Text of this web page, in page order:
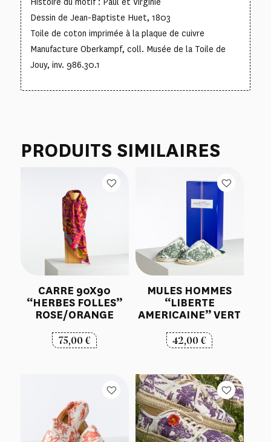
Dessin de Jean-Baptiste Huet, 1803
Toile de coton imprimée à la plaque de cuivre
Manufacture Oberkampf, coll. Musée de la Toile de
Jouy, inv. 986.30.1
PRODUITS SIMILAIRES
CARRE 90X90
“HERBES FOLLES”
ROSE/ORANGE
75,00€
MULES HOMMES
“LIBERTE
AMERICAINE” VERT
42,00€